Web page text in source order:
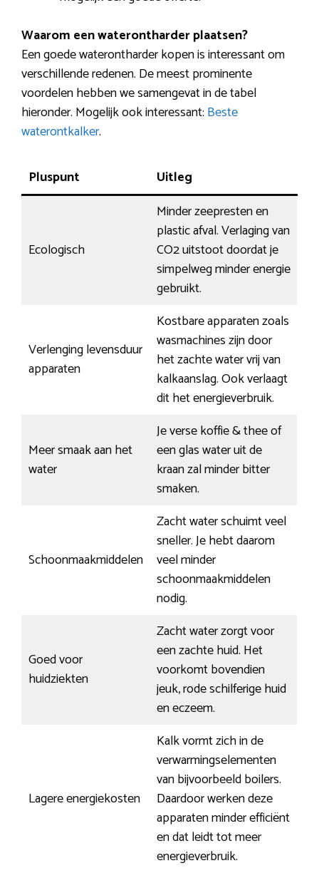
Waarom een waterontharder plaatsen?
Een goede waterontharder kopen is interessant om
verschillende redenen. De meest prominente
voordelen hebben we samengevat in de tabel
hieronder. Mogelijk ook interessant: Beste
waterontkalker.
Pluspunt Uitleg
Ecologisch
Minder zeepresten en
plastic afval. Verlaging van
CO2 uitstoot doordat je
simpelweg minder energie
gebruikt.
Verlenging levensduur
apparaten
Kostbare apparaten zoals
wasmachines zijn door
het zachte water vrij van
kalkaanslag. Ook verlaagt
dit het energieverbruik.
Meer smaak aan het
water
Je verse koffie & thee of
een glas water uit de
kraan zal minder bitter
smaken.
Schoonmaakmiddelen
Zacht water schuimt veel
sneller. Je hebt daarom
veel minder
schoonmaakmiddelen
nodig.
Goed voor
huidziekten
Zacht water zorgt voor
een zachte huid. Het
voorkomt bovendien
jeuk, rode schilferige huid
en eczeem.
Lagere energiekosten
Kalk vormt zich in de
verwarmingselementen
van bijvoorbeeld boilers.
Daardoor werken deze
apparaten minder efficiënt
en dat leidt tot meer
energieverbruik.